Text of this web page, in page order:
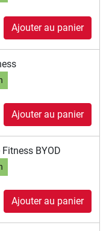
Ajouter au panier
Ajouter au panier
BYOD
Ajouter au panier